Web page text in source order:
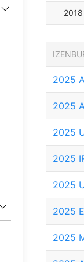
2018
2025
2025
2025
2025
2025
2025
2025